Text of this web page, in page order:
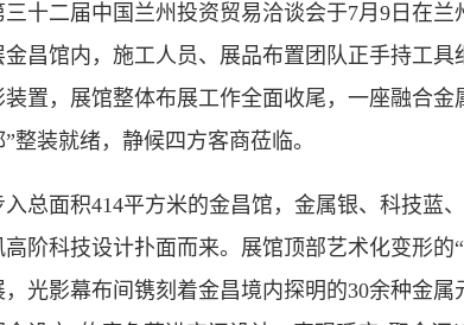
二届中国兰州投资贸易洽谈会于7月9日在兰
金昌馆内，施工人员、展品布置团队正手持工
装置，展馆整体布展工作全面收尾，一座融合
整装就绪，静候四方客商莅临。
面积414平方米的金昌馆，金属银、科技蓝、
高阶科技设计扑面而来。展馆顶部艺术化变形的
，光影幕布间镌刻着金昌境内探明的30余种金